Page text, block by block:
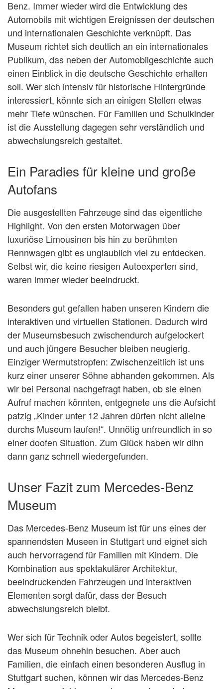
Benz. Immer wieder wird die Entwicklung des
Automobils mit wichtigen Ereignissen der deutschen
und internationalen Geschichte verknüpft. Das
Museum richtet sich deutlich an ein internationales
Publikum, das neben der Automobilgeschichte auch
einen Einblick in die deutsche Geschichte erhalten
soll. Wer sich intensiv für historische Hintergründe
interessiert, könnte sich an einigen Stellen etwas
mehr Tiefe wünschen. Für Familien und Schulkinder
ist die Ausstellung dagegen sehr verständlich und
abwechslungsreich gestaltet.
Ein Paradies für kleine und große
Autofans
Die ausgestellten Fahrzeuge sind das eigentliche
Highlight. Von den ersten Motorwagen über
luxuriöse Limousinen bis hin zu berühmten
Rennwagen gibt es unglaublich viel zu entdecken.
Selbst wir, die keine riesigen Autoexperten sind,
waren immer wieder beeindruckt.
Besonders gut gefallen haben unseren Kindern die
interaktiven und virtuellen Stationen. Dadurch wird
der Museumsbesuch zwischendurch aufgelockert
und auch jüngere Besucher bleiben neugierig.
Einziger Wermutstropfen: Zwischenzeitlich ist uns
kurz einer unserer Söhne abhanden gekommen. Als
wir bei Personal nachgefragt haben, ob sie einen
Aufruf machen könnten, entgegnete uns die Aufsicht
patzig „Kinder unter 12 Jahren dürfen nicht alleine
durchs Museum laufen!“. Unnötig unfreundlich in so
einer doofen Situation. Zum Glück haben wir dihn
dann ganz schnell wiedergefunden.
Unser Fazit zum Mercedes-Benz
Museum
Das Mercedes-Benz Museum ist für uns eines der
spannendsten Museen in Stuttgart und eignet sich
auch hervorragend für Familien mit Kindern. Die
Kombination aus spektakulärer Architektur,
beeindruckenden Fahrzeugen und interaktiven
Elementen sorgt dafür, dass der Besuch
abwechslungsreich bleibt.
Wer sich für Technik oder Autos begeistert, sollte
das Museum ohnehin besuchen. Aber auch
Familien, die einfach einen besonderen Ausflug in
Stuttgart suchen, können wir das Mercedes-Benz